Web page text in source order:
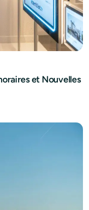
et Nouvelles